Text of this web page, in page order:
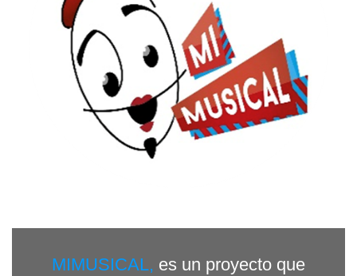
MIMUSICAL, es un proyecto que